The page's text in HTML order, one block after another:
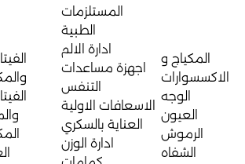
المكياج و
الاكسسوارات
الوجه
العيون
الرموش
الشفاه
المستلزمات
الطبية
ادارة الالم
اجهزة مساعدات
التنفس
الاسعافات الاولية
العناية بالسكري
ادارة الوزن